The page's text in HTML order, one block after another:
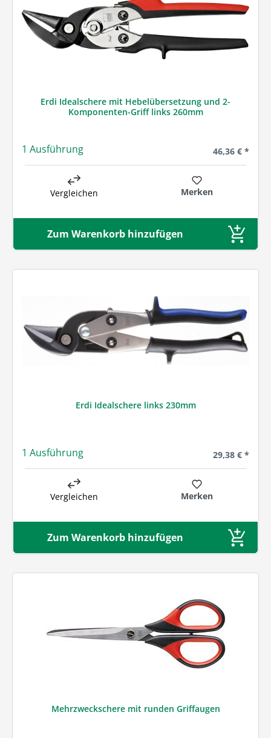
Erdi Idealschere mit Hebelübersetzung und 2-
Komponenten-Griff links 260mm
1 Ausführung Regulärer
46,36 € *
Vergleichen Merken
Zum Warenkorb hinzufügen
Erdi Idealschere links 230mm
1 Ausführung Regulärer
29,38 € *
Vergleichen Merken
Zum Warenkorb hinzufügen
Mehrzweckschere mit runden Griffaugen